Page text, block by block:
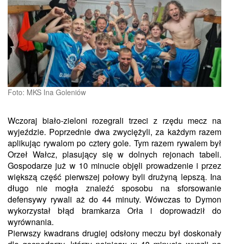
Foto: MKS Ina Goleniów
Wczoraj biało-zieloni rozegrali trzeci z rzędu mecz na
wyjeździe. Poprzednie dwa zwyciężyli, za każdym razem
aplikując rywalom po cztery gole. Tym razem rywalem był
Orzeł Wałcz, plasujący się w dolnych rejonach tabeli.
Gospodarze już w 10 minucie objęli prowadzenie i przez
większą część pierwszej połowy byli drużyną lepszą. Ina
długo nie mogła znaleźć sposobu na sforsowanie
defensywy rywali aż do 44 minuty. Wówczas to Dymon
wykorzystał błąd bramkarza Orła i doprowadził do
wyrównania.
Pierwszy kwadrans drugiej odsłony meczu był doskonały